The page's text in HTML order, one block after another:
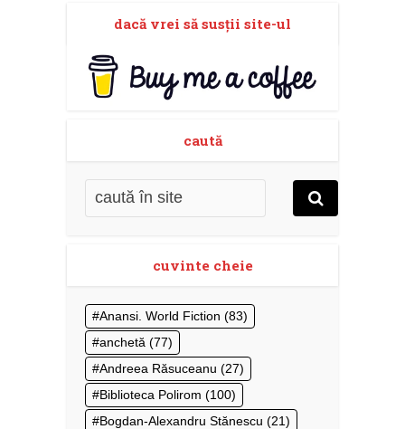
dacă vrei să susţii site-ul
caută
cuvinte cheie
Anansi. World Fiction (83)
anchetă (77)
Andreea Răsuceanu (27)
Biblioteca Polirom (100)
Bogdan-Alexandru Stănescu (21)